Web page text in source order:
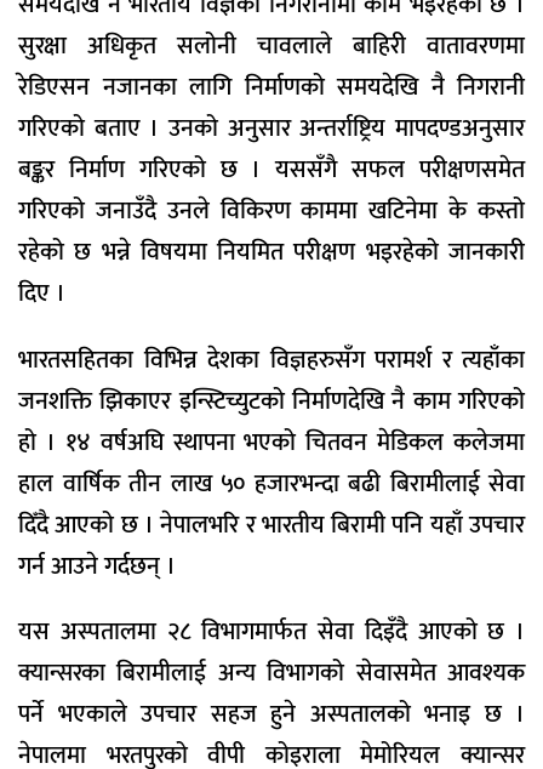
सुरक्षा अधिकृत सलोनी चावलाले बाहिरी वातावरणमा
रेडिएसन नजानका लागि निर्माणको समयदेखि नै निगरानी
गरिएको बताए । उनको अनुसार अन्तर्राष्ट्रिय मापदण्डअनुसार
बङ्कर निर्माण गरिएको छ । यससँगै सफल परीक्षणसमेत
गरिएको जनाउँदै उनले विकिरण काममा खटिनेमा के कस्तो
रहेको छ भन्ने विषयमा नियमित परीक्षण भइरहेको जानकारी
दिए ।
भारतसहितका विभिन्न देशका विज्ञहरुसँग परामर्श र त्यहाँका
जनशक्ति झिकाएर इन्स्टिच्युटको निर्माणदेखि नै काम गरिएको
हो । १४ वर्षअघि स्थापना भएको चितवन मेडिकल कलेजमा
हाल वार्षिक तीन लाख ५० हजारभन्दा बढी बिरामीलाई सेवा
दिँदै आएको छ । नेपालभरि र भारतीय बिरामी पनि यहाँ उपचार
गर्न आउने गर्दछन् ।
यस अस्पतालमा २८ विभागमार्फत सेवा दिइँदै आएको छ ।
क्यान्सरका बिरामीलाई अन्य विभागको सेवासमेत आवश्यक
पर्ने भएकाले उपचार सहज हुने अस्पतालको भनाइ छ ।
नेपालमा भरतपुरको वीपी कोइराला मेमोरियल क्यान्सर